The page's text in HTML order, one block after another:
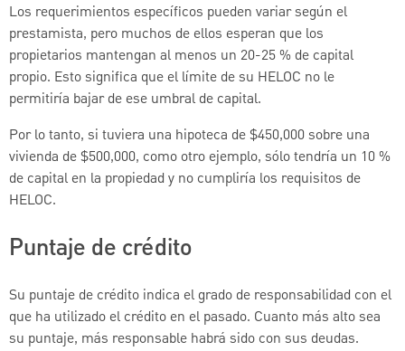
Los requerimientos específicos pueden variar según el
prestamista, pero muchos de ellos esperan que los
propietarios mantengan al menos un 20-25 % de capital
propio. Esto significa que el límite de su HELOC no le
permitiría bajar de ese umbral de capital.
Por lo tanto, si tuviera una hipoteca de $450,000 sobre una
vivienda de $500,000, como otro ejemplo, sólo tendría un 10 %
de capital en la propiedad y no cumpliría los requisitos de
HELOC.
Puntaje de crédito
Su puntaje de crédito indica el grado de responsabilidad con el
que ha utilizado el crédito en el pasado. Cuanto más alto sea
su puntaje, más responsable habrá sido con sus deudas.